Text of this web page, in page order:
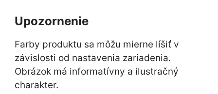
Upozornenie
Farby produktu sa môžu mierne líšiť v
závislosti od nastavenia zariadenia.
Obrázok má informatívny a ilustračný
charakter.